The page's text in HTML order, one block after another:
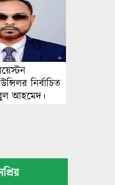
নির্বাচিত
আহমেদ।